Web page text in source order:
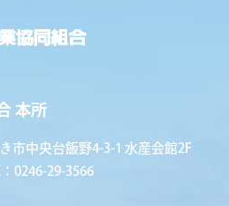
本所
市中央台飯野4-3-1 水産会館2F
0246-29-3566